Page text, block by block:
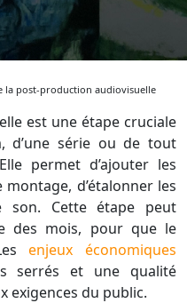
la post-production audiovisuelle
est une étape cruciale
d’une série ou de tout
permet d’ajouter les
d’étalonner les
son. Cette étape peut
des mois, pour que le
enjeux économiques
serrés et une qualité
exigences du public.